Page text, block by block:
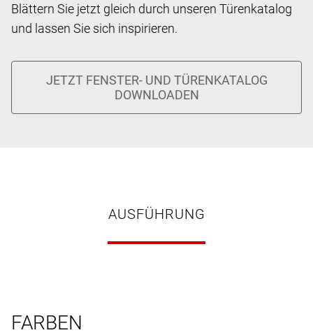
Blättern Sie jetzt gleich durch unseren Türenkatalog
und lassen Sie sich inspirieren.
AUSFÜHRUNG
FARBEN